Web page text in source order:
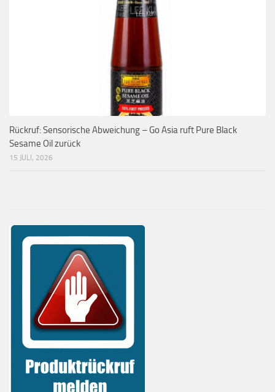
Rückruf: Sensorische Abweichung – Go Asia ruft Pure Black
Sesame Oil zurück
15 JULI, 2026